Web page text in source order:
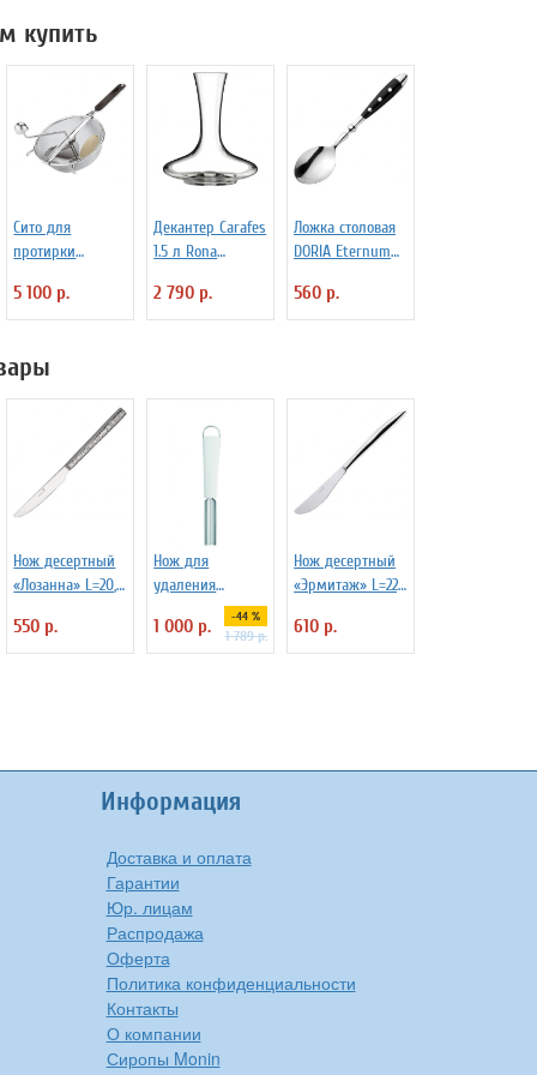
купить
Сито для
протирки
Paderno 4030173
5 100 р.
Декантер Carafes
1.5 л Rona
2 790 р.
Ложка столовая
DORIA Eternum
560 р.
Нож десертный
«Лозанна» L=20,7
550 р.
Нож для
удаления
сердцевины из
яблок Brabantia
400209
1 000 р. -44 %
1 789 р.
Нож десертный
«Эрмитаж» L=22,1
610 р.
Информация
Доставка и оплата
Гарантии
Юр. лицам
Распродажа
Оферта
Политика конфиденциальности
Контакты
О компании
Сиропы Monin